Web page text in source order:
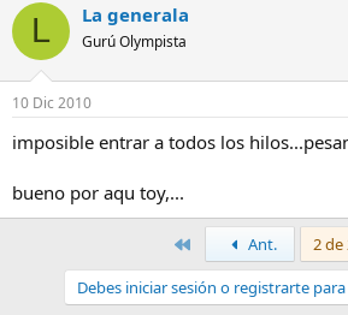
L La generala
Gurú Olympista
10 Dic 2010
imposible entrar a todos los
bueno por aqu toy,...
PrimeroAnt.
2 de
Debes iniciar sesión o registrarte